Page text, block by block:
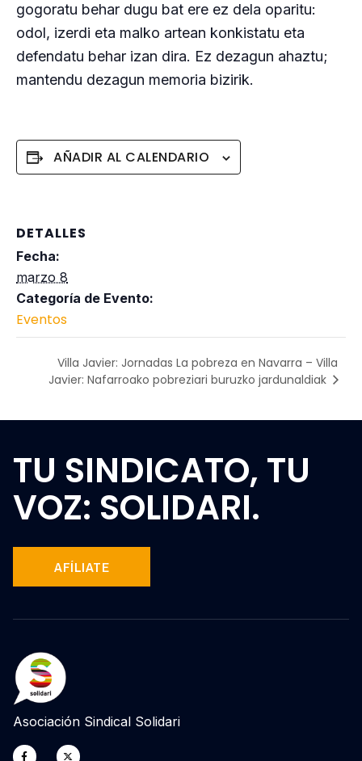
gogoratu behar dugu bat ere ez dela oparitu:
odol, izerdi eta malko artean konkistatu eta
defendatu behar izan dira. Ez dezagun ahaztu;
mantendu dezagun memoria bizirik.
AÑADIR AL CALENDARIO
DETALLES
Fecha:
marzo 8
Categoría de Evento:
Eventos
Villa Javier: Jornadas La pobreza en Navarra – Villa
Javier: Nafarroako pobreziari buruzko jardunaldiak
TU SINDICATO, TU
VOZ: SOLIDARI.
AFÍLIATE
Asociación Sindical Solidari